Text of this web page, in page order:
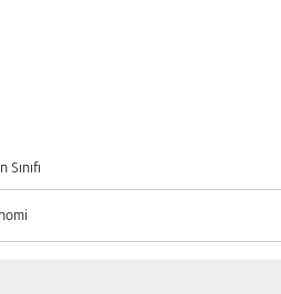
Sınıfı
Sınıfı option Ekonomi Selected